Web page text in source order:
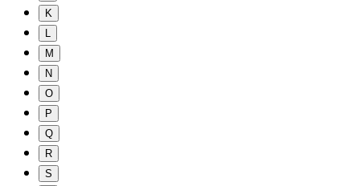
K
L
M
N
O
P
Q
R
S